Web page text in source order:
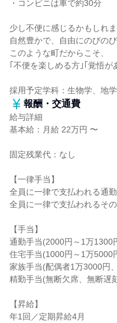
・コンビニは車で約30分
少し不便に感じるかもしれま
自然豊かで、自由にのびの
このような町だからこそ、
｢不便を楽しめる方｣｢覚悟が
採用予定学科：生物学、地
報酬・交通費
給与詳細
基本給：月給 22万円 〜
固定残業代：なし
【一律手当】
全員に一律で支払われる通
全員に一律で支払われるそ
【手当】
通勤手当(2000円～1万1300
住宅手当(1000円～1万5000
家族手当(配偶者1万3000円
精勤手当(無断欠席、無断遅
【昇給】
年1回／定期昇給4月